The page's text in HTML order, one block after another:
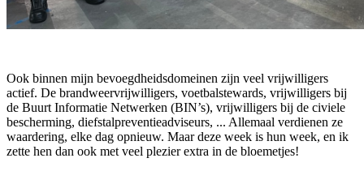
Ook binnen mijn bevoegdheidsdomeinen zijn veel vrijwilligers
actief. De brandweervrijwilligers, voetbalstewards, vrijwilligers bij
de Buurt Informatie Netwerken (BIN’s), vrijwilligers bij de civiele
bescherming, diefstalpreventieadviseurs, ... Allemaal verdienen ze
waardering, elke dag opnieuw. Maar deze week is hun week, en ik
zette hen dan ook met veel plezier extra in de bloemetjes!